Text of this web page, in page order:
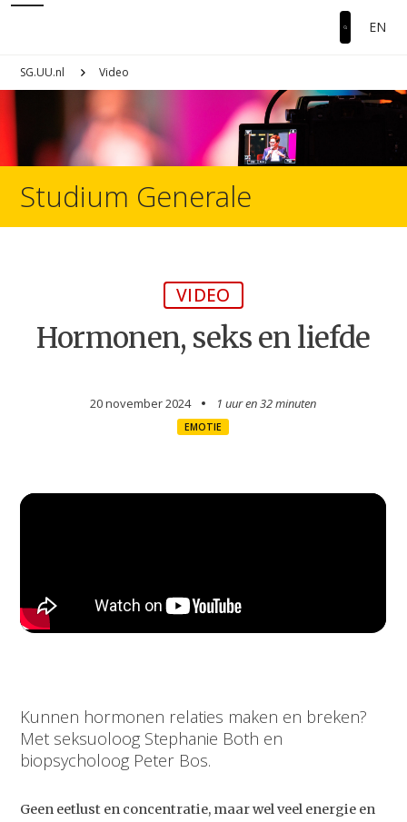
EN
SG.UU.nl Video
Studium Generale
VIDEO
Hormonen, seks en liefde
20 november 2024 1 uur en32 minuten
EMOTIE
Kunnen hormonen relaties maken en breken?
Met seksuoloog Stephanie Both en
biopsycholoog Peter Bos.
Geen eetlust en concentratie, maar wel veel energie en